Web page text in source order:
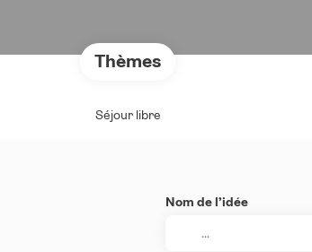
Thèmes
Séjour libre
Nom de l’idée